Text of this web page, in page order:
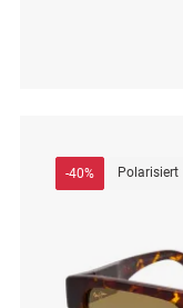
-40% Polarisiert